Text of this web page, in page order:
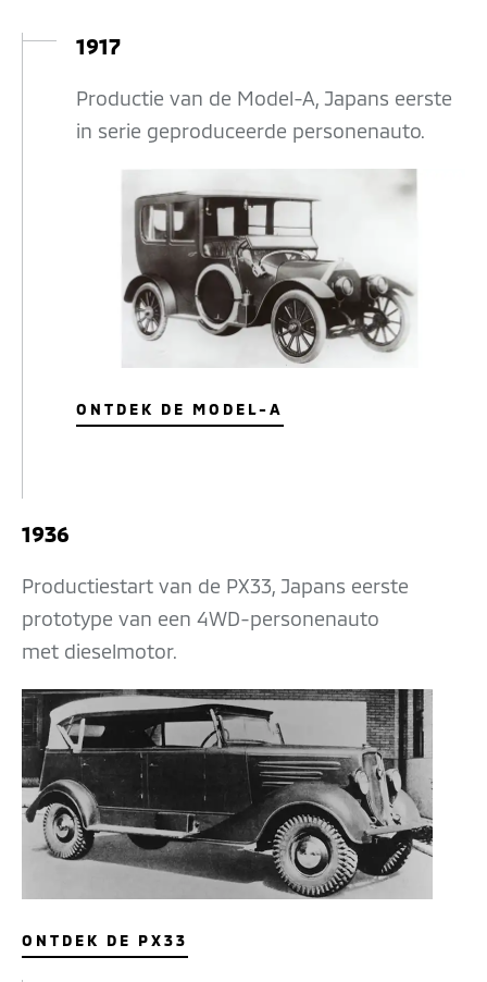
1917
Productie van de Model-A, Japans eerste
in serie geproduceerde personenauto.
ONTDEK DE MODEL-A
1936
Productiestart van de PX33, Japans eerste
prototype van een 4WD-personenauto
met dieselmotor.
ONTDEK DE PX33